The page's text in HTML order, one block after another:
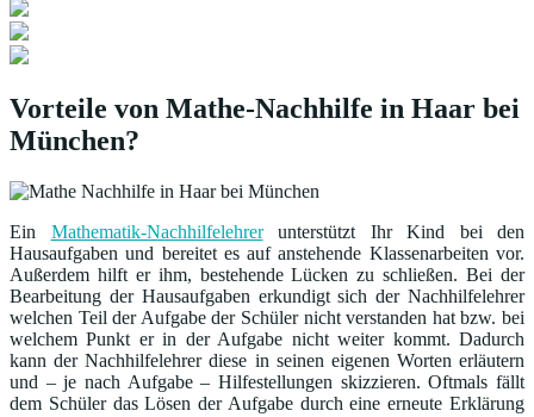
Vorteile von Mathe-Nachhilfe in Haar bei
München?
Ein Mathematik-Nachhilfelehrerunterstützt Ihr Kind bei den
Hausaufgaben und bereitet es auf anstehende Klassenarbeiten vor.
Außerdem hilft er ihm, bestehende Lücken zu schließen. Bei der
Bearbeitung der Hausaufgaben erkundigt sich der Nachhilfelehrer
welchen Teil der Aufgabe der Schüler nicht verstanden hat bzw. bei
welchem Punkt er in der Aufgabe nicht weiter kommt. Dadurch
kann der Nachhilfelehrer diese in seinen eigenen Worten erläutern
und – je nach Aufgabe – Hilfestellungen skizzieren. Oftmals fällt
dem Schüler das Lösen der Aufgabe durch eine erneute Erklärung